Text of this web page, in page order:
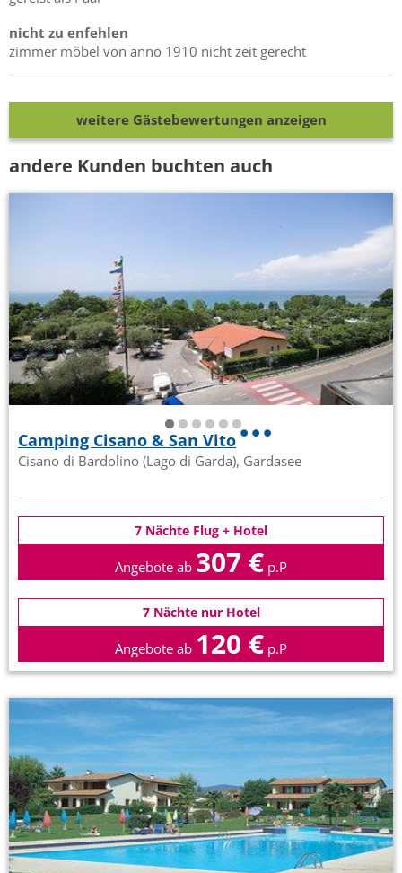
nicht zu enfehlen
zimmer möbel von anno 1910 nicht zeit gerecht
weitere Gästebewertungen anzeigen
andere Kunden buchten auch
Camping Cisano & San Vito
Cisano di Bardolino (Lago di Garda), Gardasee
7 Nächte Flug + Hotel
Angebote ab 307 € p.P
7 Nächte nur Hotel
Angebote ab 120 € p.P